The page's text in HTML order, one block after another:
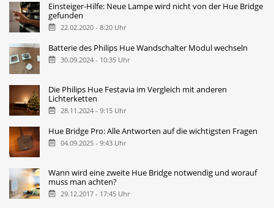
Einsteiger-Hilfe: Neue Lampe wird nicht von der Hue Bridge
gefunden
22.02.2020 - 8:20 Uhr
Batterie des Philips Hue Wandschalter Modul wechseln
30.09.2024 - 10:35 Uhr
Die Philips Hue Festavia im Vergleich mit anderen
Lichterketten
28.11.2024 - 9:15 Uhr
Hue Bridge Pro: Alle Antworten auf die wichtigsten Fragen
04.09.2025 - 9:43 Uhr
Wann wird eine zweite Hue Bridge notwendig und worauf
muss man achten?
29.12.2017 - 17:45 Uhr